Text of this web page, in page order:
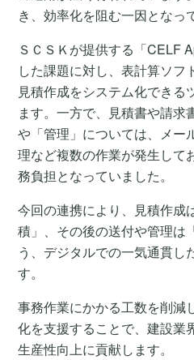
き、効率化を阻む一因となっ
ＳＣＳＫが提供する「CELF
した課題に対し、表計算ソフ
見積作成をシステム化できる
ます。一方で、見積書や請求
や「管理」については、メー
理など複数の作業が発生して
務負担となっていました。
今回の連携により、見積作成
積」、その後の送付や管理は
う、デジタルでの一気通貫し
す。
事務作業にかかる工数を削減
化を支援することで、建設業
生産性向上に貢献します。